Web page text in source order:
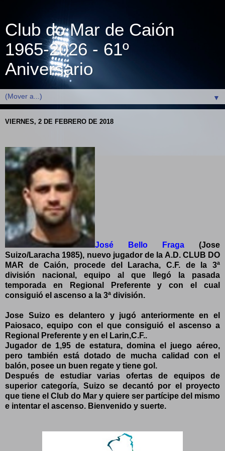
Club do Mar de Caión
1965-2026 - 61º
Aniversario
▼
VIERNES, 2 DE FEBRERO DE 2018
José Bello Fraga (Jose
Suizo/Laracha 1985), nuevo jugador de la A.D. CLUB DO
MAR de Caión, procede del Laracha, C.F. de la 3ª
división nacional, equipo al que llegó la pasada
temporada en Regional Preferente y con el cual
consiguió el ascenso a la 3ª división.
Jose Suizo es delantero y jugó anteriormente en el
Paiosaco, equipo con el que consiguió el ascenso a
Regional Preferente y en el Larin,C.F..
Jugador de 1,95 de estatura, domina el juego aéreo,
pero también está dotado de mucha calidad con el
balón, posee un buen regate y tiene gol.
Después de estudiar varias ofertas de equipos de
superior categoría, Suizo se decantó por el proyecto
que tiene el Club do Mar y quiere ser partícipe del mismo
e intentar el ascenso. Bienvenido y suerte.